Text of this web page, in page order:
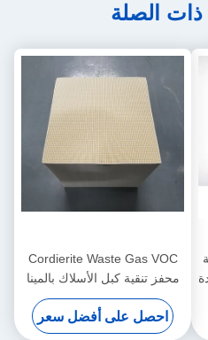
ذات الصلة
Cordierite Waste Gas VOC
محفز تنقية كبل الأسلاك بالمينا
صناعة ماكينات الأسلاك
احصل على أفضل سعر